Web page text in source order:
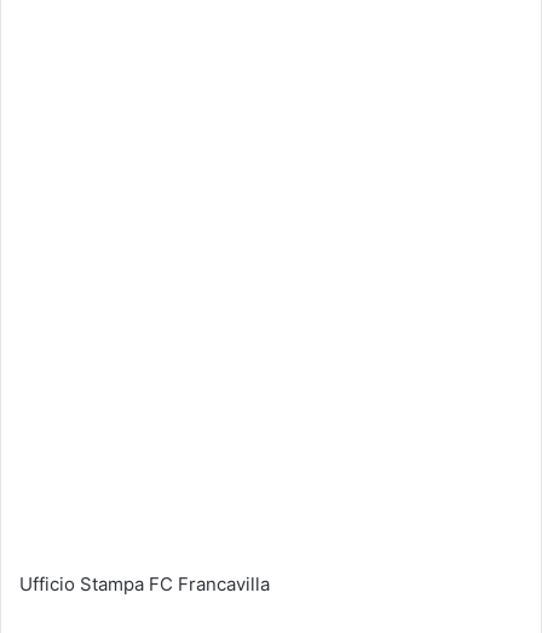
Ufficio Stampa FC Francavilla